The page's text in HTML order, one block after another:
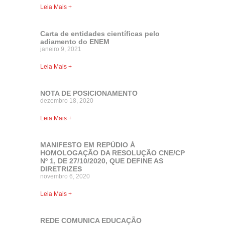
Leia Mais +
Carta de entidades científicas pelo
adiamento do ENEM
janeiro 9, 2021
Leia Mais +
NOTA DE POSICIONAMENTO
dezembro 18, 2020
Leia Mais +
MANIFESTO EM REPÚDIO À
HOMOLOGAÇÃO DA RESOLUÇÃO CNE/CP
Nº 1, DE 27/10/2020, QUE DEFINE AS
DIRETRIZES
novembro 6, 2020
Leia Mais +
REDE COMUNICA EDUCAÇÃO